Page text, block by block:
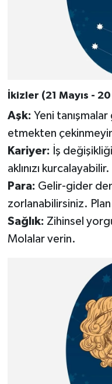
İkizler (21 Mayıs -
Aşk: Yeni
etmekten
Kariyer: İş
aklınızı kurcalayabilir.
Para: Gelir-gider
zorlanabilirsiniz. Plan
Sağlık: Zihinsel
Molalar verin.